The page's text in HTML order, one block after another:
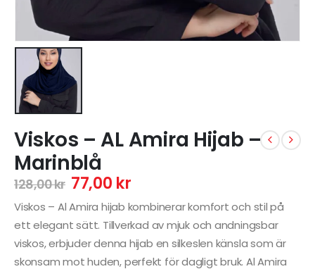
Viskos – AL Amira Hijab –
Marinblå
128,00kr 77,00 kr
Viskos – Al Amira hijab kombinerar komfort och stil på
ett elegant sätt. Tillverkad av mjuk och andningsbar
viskos, erbjuder denna hijab en silkeslen känsla som är
skonsam mot huden, perfekt för dagligt bruk. Al Amira